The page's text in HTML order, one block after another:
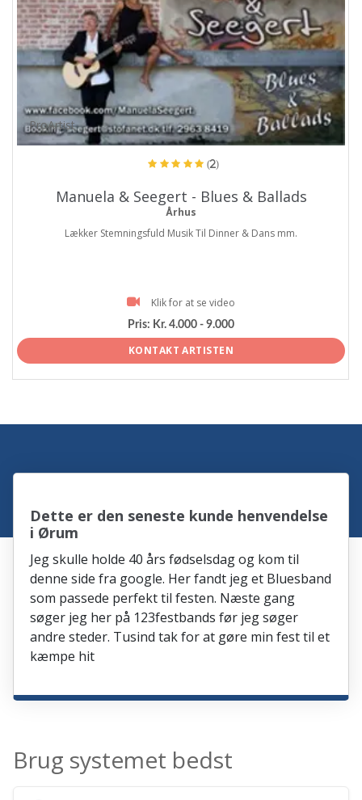
ProArtist
(2)
Manuela & Seegert - Blues & Ballads
Århus
Lækker Stemningsfuld Musik Til Dinner & Dans mm.
Klik for at se video
Pris: Kr. 4.000 - 9.000
KONTAKT ARTISTEN
Dette er den seneste kunde henvendelse
i Ørum
Jeg skulle holde 40 års fødselsdag og kom til
denne side fra google. Her fandt jeg et Bluesband
som passede perfekt til festen. Næste gang
søger jeg her på 123festbands før jeg søger
andre steder. Tusind tak for at gøre min fest til et
kæmpe hit
Brug systemet bedst